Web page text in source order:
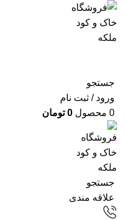
جستجو
ورود / ثبت نام
0 محصول 0 تومان
جستجو
علاقه مندی